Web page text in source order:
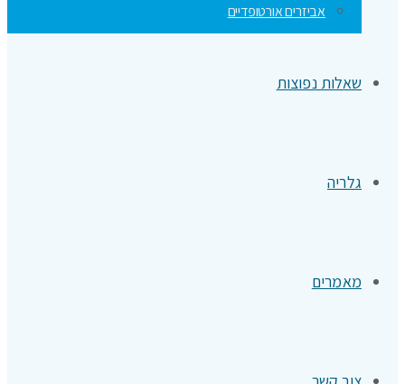
אביזרים אורטופדיים
שאלות נפוצות
גלריה
מאמרים